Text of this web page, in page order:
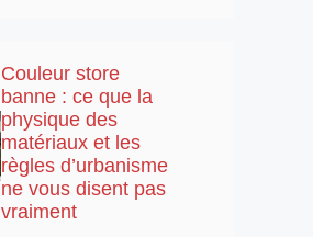
Couleur store
banne : ce que la
physique des
matériaux et les
règles d’urbanisme
ne vous disent pas
vraiment